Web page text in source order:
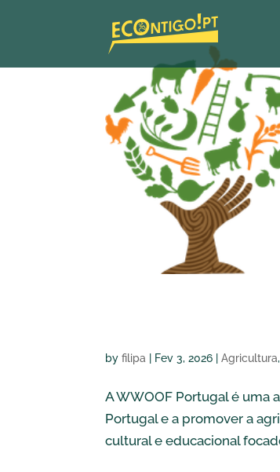
byfilipa Fev 3, 2026 |Agricultura
A WWOOF Portugal é uma
Portugal e a promover a
cultural e educacional